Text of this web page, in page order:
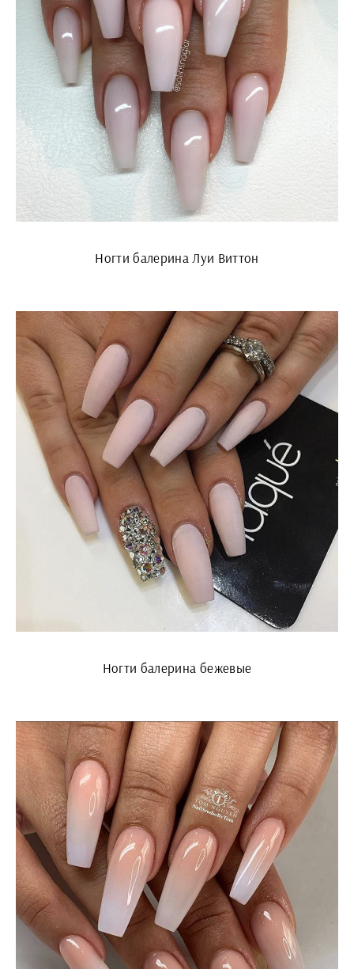
Ногти балерина Луи Виттон
Ногти балерина бежевые